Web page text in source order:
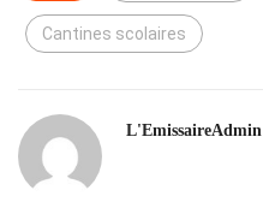
Cantines scolaires
L'EmissaireAdmin